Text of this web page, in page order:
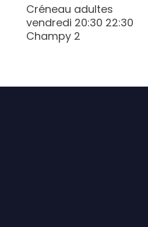
Créneau adultes
vendredi 20:30 22:30
Champy 2